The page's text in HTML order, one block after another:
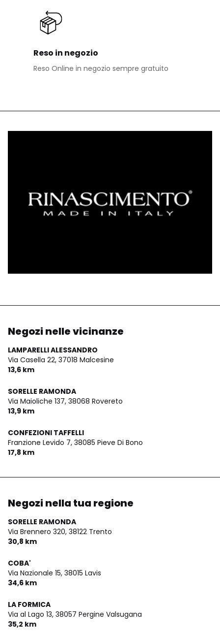
Reso in negozio
Reso Online in negozio sempre gratuito
Negozi nelle vicinanze
LAMPARELLI ALESSANDRO
Via Casella 22, 37018 Malcesine
13,6 km
SORELLE RAMONDA
Via Maioliche 137, 38068 Rovereto
13,9 km
CONFEZIONI TAFFELLI
Franzione Levido 7, 38085 Pieve Di Bono
17,8 km
Negozi nella tua regione
SORELLE RAMONDA
Via Brennero 320, 38122 Trento
30,8 km
COBA'
Via Nazionale 15, 38015 Lavis
34,6 km
LA FORMICA
Via al Lago 13, 38057 Pergine Valsugana
35,2 km